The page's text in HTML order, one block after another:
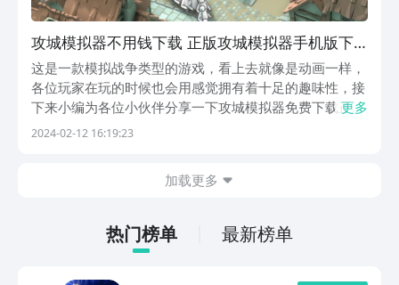
攻城模拟器不用钱下载 正版攻城模拟器手机版下
载安装链接
这是一款模拟战争类型的游戏，看上去就像是动画一样，
各位玩家在玩的时候也会用感觉拥有着十足的趣味性，接
下来小编为各位小伙伴分享一下攻城模拟器免费下载正
版。游戏当中拥有着操作兵种，并且每一个兵种也都拥有
更多
2024-02-12 16:19:23
加载更多
热门榜单 最新榜单